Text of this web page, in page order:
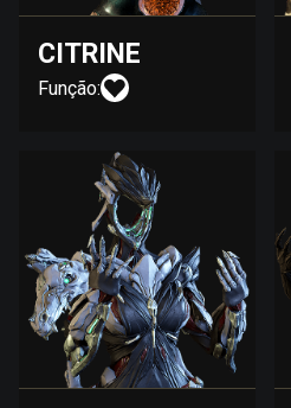
CITRINE
Função: